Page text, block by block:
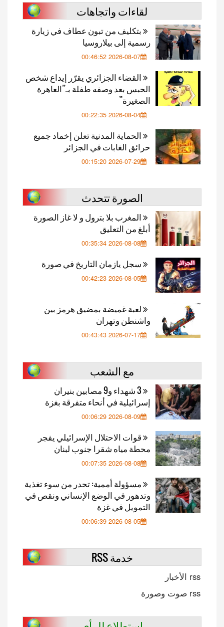
لقاءات واتجاهات
بتكليف من تبون عطاف في زيارة
رسمية إلى بيلاروسيا
2026-08-07 00:46:52
القضاء الجزائري يقرّر إيداع شخص
الحبس بعد وصفه طفلة بـ”العاهرة
الصغيرة”
2026-08-04 00:22:35
الحماية المدنية تعلن إخماد جميع
حرائق الغابات في الجزائر
2026-07-29 00:15:20
الصورة تتحدث
المغرب بلا بترول و لا غاز الصورة
أبلغ من التعليق
2026-08-08 00:35:34
سجل يازمان التاريخ في صورة
2026-08-05 00:42:23
لعبة غميضة بمضيق هرمز بين
واشنطن وتهران
2026-07-17 00:43:43
مع الشعب
3 شهداء و9 مصابين بنيران
إسرائيلية في أنحاء متفرقة بغزة
2026-08-09 00:06:29
قوات الاحتلال الإسرائيلي يفجر
محطة مياه شقرا جنوب لبنان
2026-08-08 00:07:35
مسؤولة أممية: تحدر من سوء تغذية
وتدهور في الوضع الإنساني ونقص في
التمويل في غزة
2026-08-05 00:06:39
خدمة RSS
rss الأخبار
rss صوت وصورة